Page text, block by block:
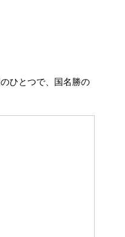
ひとつで、国名勝の